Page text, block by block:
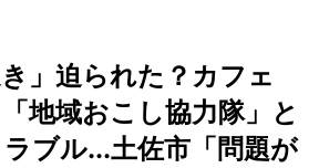
き」迫られた？カフェ
地域おこし協力隊」と
ブル...土佐市「問題が